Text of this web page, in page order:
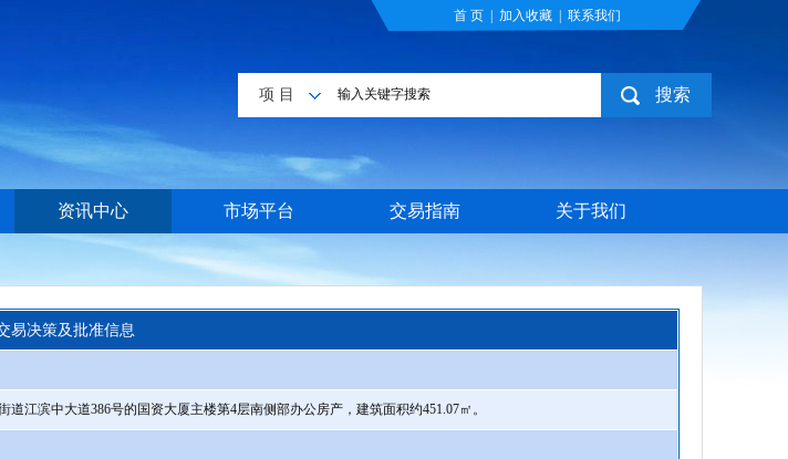
首 页 加入收藏 联系我们
项 目 搜索
资讯中心 市场平台 交易指南 关于我们
易决策及批准信息
江滨中大道386号的国资大厦主楼第4层南侧部办公房产，建筑面积约451.07㎡。